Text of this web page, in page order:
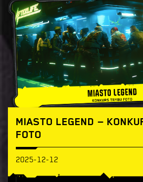
MIASTO LEGEND —
FOTO
2025-12-12